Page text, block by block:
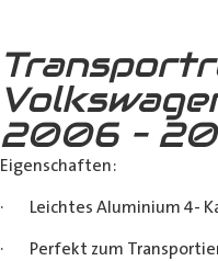
2006 –
Eigenschaften:
· Leichtes Aluminium 4-
· Perfekt zum